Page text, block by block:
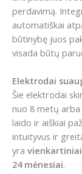
perdavimą.
automatiškai
būtinybę juos
visada būtų
Elektrodai
Šie elektrodai
nuo 8 metų
laido ir aiškiai
intuityvus ir
yra vienkartiniai
24 mėnesiai.